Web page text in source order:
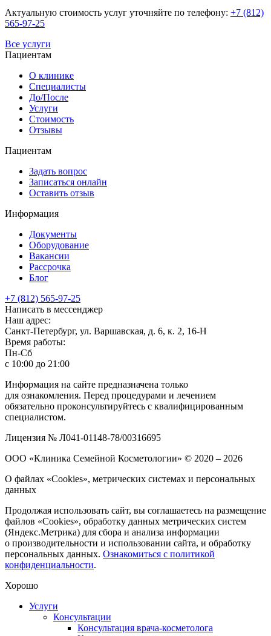
Актуальную стоимость услуг уточняйте по телефону: +7 (812)
565-97-25
Все услуги
Пациентам
О клинике
Специалисты
До/После
Услуги
Стоимость
Отзывы
Пациентам
Задать вопрос
Записаться онлайн
Оставить отзыв
Информация
Документы
Оборудование
Вакансии
Рассрочка
Блог
+7 (812) 565-97-25
Написать в мессенджер
Наш адрес:
Санкт-Петербург, ул. Варшавская, д. 6, к. 2, 16-Н
Время работы:
Пн-Сб
с 10:00 до 21:00
Информация на сайте предназначена только
для ознакомления. Перед процедурами и лечением
обязательно проконсультируйтесь с квалифицированным
специалистом.
Лицензия № Л041-01148-78/00316695
ООО «Клиника Семейной Косметологии» © 2020 – 2026
О файлах «Cookies», метрических системах и персональных
данных
Продолжая использовать сайт, вы соглашаетесь на размещение
файлов «Cookies», обработку данных метрических систем
(Яндекс.Метрика) для сбора и анализа информации
о производительности и использовании сайта, и обработку
персональных данных. Ознакомиться с политикой
конфиденциальности.
Хорошо
Услуги
Консультации
Консультация врача-косметолога